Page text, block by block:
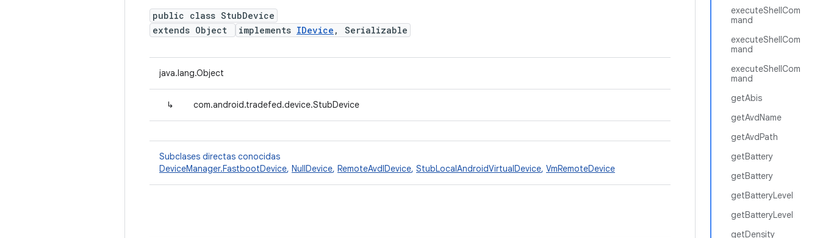
executeShellCom
mand
executeShellCom
mand
executeShellCom
mand
getAbis
getAvdName
getAvdPath
getBattery
getBattery
getBatteryLevel
getBatteryLevel
getDensity
public class StubDevice
extends Object
implements IDevice , Serializable
java.lang.Object
↳ com.android.tradefed.device.StubDevice
Subclases directas conocidas
DeviceManager.FastbootDevice, NullDevice, RemoteAvdIDevice, StubLocalAndroidVirtualDevice, VmRemoteDevice